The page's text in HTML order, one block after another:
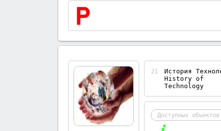
21
История
History of
Technology
Доступных объектов